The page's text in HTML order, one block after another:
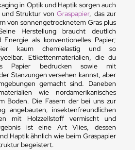
in Optik und Haptik sorgen auch
und Struktur vonGraspapier, das zur
von sonnengetrocknetem Gras plus
Herstellung braucht deutlich
Energie als konventionelles Papier;
kaum chemielastig und so
Etikettenmaterialien, die du
Papier bedrucken sowie mit
Stanzungen versehen kannst, aber
gemacht sind. Daneben
wie nordamerikanisches
Boden. Die Fasern der bei uns zur
angebauten, insektenfreundlichen
mit Holzzellstoff vermischt und
ist eine Art Vlies, dessen
Haptik ähnlich wie beim Graspapier
begeistert.